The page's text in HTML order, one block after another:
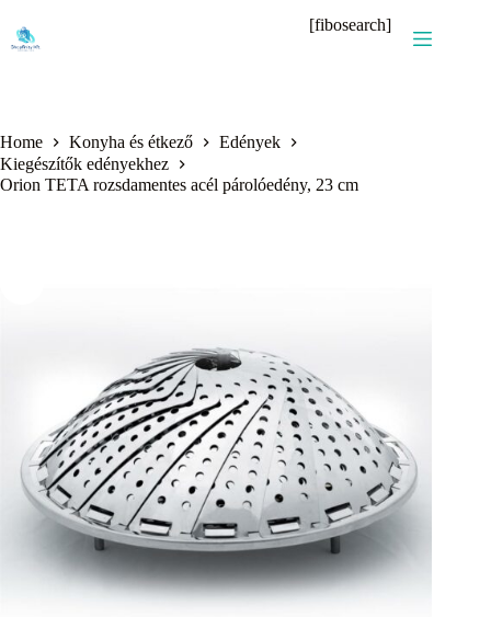
content
[fibosearch]
Home Konyha és étkező
Edények
Kiegészítők edényekhez
Orion TETA rozsdamentes acél párolóedény, 23 cm